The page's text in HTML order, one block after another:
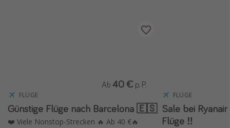
FLÜGE
Günstige Flüge nach Barcelona 🇪🇸
❤️ Viele Nonstop-Strecken 🔥 Ab 40 €🔥
Ab 40 € p. P.
FLÜGE
Sale bei Ryanair ✈️ 15 %
Flüge ‼️